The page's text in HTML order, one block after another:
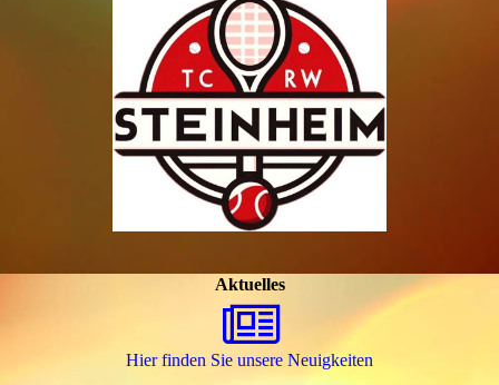
Aktuelles
Hier finden Sie unsere Neuigkeiten